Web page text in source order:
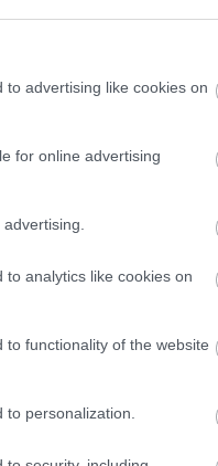
advertising like cookies on
for online advertising
analytics like cookies on
functionality of the website
personalization.
a
A
(171 )
)